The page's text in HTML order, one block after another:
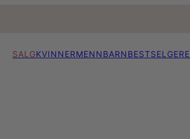
SALGKVINNERMENNBARNBESTSELGERE